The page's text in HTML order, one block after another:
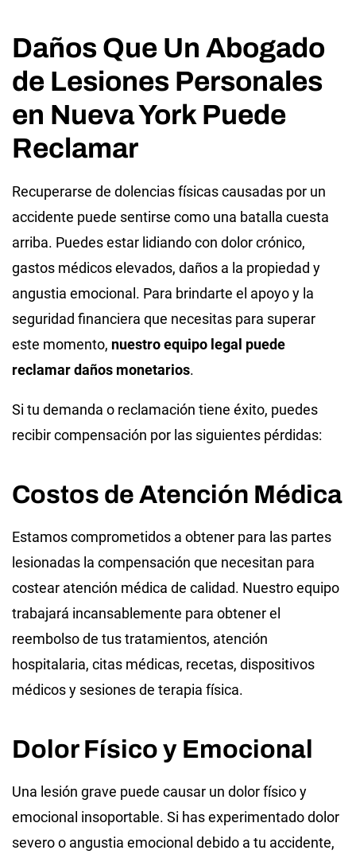
Daños Que Un Abogado
de Lesiones Personales
en Nueva York Puede
Reclamar
Recuperarse de dolencias físicas causadas por un
accidente puede sentirse como una batalla cuesta
arriba. Puedes estar lidiando con dolor crónico,
gastos médicos elevados, daños a la propiedad y
angustia emocional. Para brindarte el apoyo y la
seguridad financiera que necesitas para superar
este momento, nuestro equipo legal puede
reclamar daños monetarios.
Si tu demanda o reclamación tiene éxito, puedes
recibir compensación por las siguientes pérdidas:
Costos de Atención Médica
Estamos comprometidos a obtener para las partes
lesionadas la compensación que necesitan para
costear atención médica de calidad. Nuestro equipo
trabajará incansablemente para obtener el
reembolso de tus tratamientos, atención
hospitalaria, citas médicas, recetas, dispositivos
médicos y sesiones de terapia física.
Dolor Físico y Emocional
Una lesión grave puede causar un dolor físico y
emocional insoportable. Si has experimentado dolor
severo o angustia emocional debido a tu accidente,